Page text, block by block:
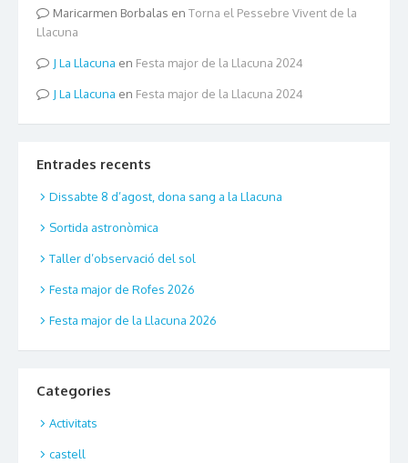
Maricarmen Borbalas en Torna el Pessebre Vivent de la
Llacuna
La Llacuna en Festa major de la Llacuna 2024
La Llacuna en Festa major de la Llacuna 2024
Entrades recents
Dissabte 8 d’agost, dona sang a la Llacuna
Sortida astronòmica
Taller d’observació del sol
Festa major de Rofes 2026
Festa major de la Llacuna 2026
Categories
Activitats
castell